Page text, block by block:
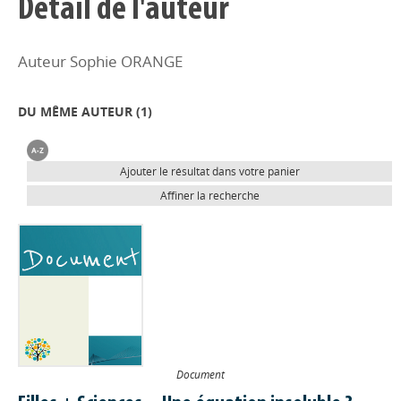
Détail de l'auteur
Auteur Sophie ORANGE
DU MÊME AUTEUR (1)
Ajouter le résultat dans votre panier
Affiner la recherche
Document